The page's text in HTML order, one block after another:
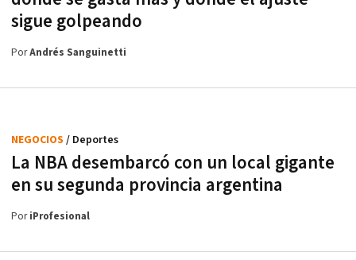
sigue golpeando
PorAndrés Sanguinetti
La NBA desembarcó con un local gigante
en su segunda provincia argentina
NEGOCIOS / Deportes
PoriProfesional